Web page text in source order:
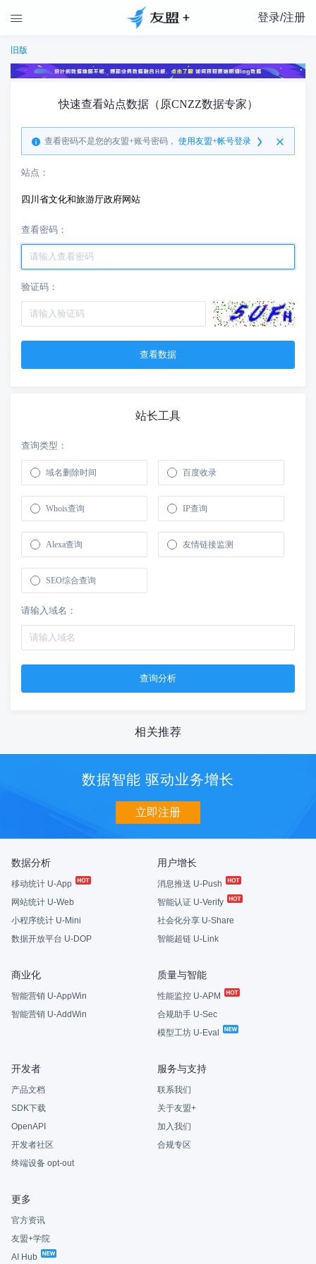
 登录/注册
旧版
快速查看站点数据（原CNZZ数据专家）
查看密码不是您的友盟+账号密码， 使用友盟+帐号登录
站点：
四川省文化和旅游厅政府网站
查看密码：
验证码：
站长工具
查询类型：
域名删除时间 百度收录
Whois查询 IP查询
Alexa查询 友情链接监测
SEO综合查询
请输入域名：
相关推荐
数据智能 驱动业务增长
立即注册
数据分析
移动统计 U-App
网站统计 U-Web
小程序统计 U-Mini
数据开放平台 U-DOP
用户增长
消息推送 U-Push
智能认证 U-Verify
社会化分享 U-Share
智能超链 U-Link
商业化
智能营销 U-AppWin
智能营销 U-AddWin
质量与智能
性能监控 U-APM
合规助手 U-Sec
模型工坊 U-Eval
开发者
产品文档
SDK下载
OpenAPI
开发者社区
终端设备 opt-out
服务与支持
联系我们
关于友盟+
加入我们
合规专区
更多
官方资讯
友盟+学院
AI Hub